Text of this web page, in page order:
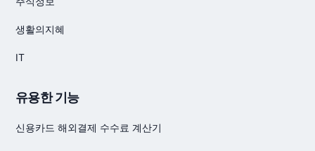
생활의지혜
IT
유용한 기능
신용카드 해외결제 수수료 계산기